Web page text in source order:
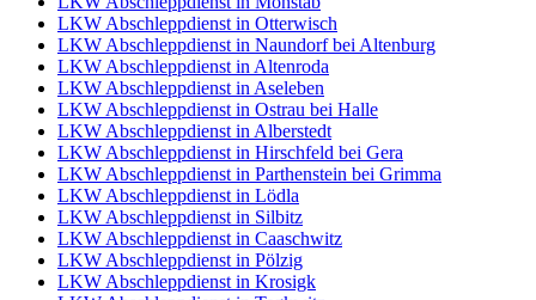
LKW Abschleppdienst in Otterwisch
LKW Abschleppdienst in Naundorf bei Altenburg
LKW Abschleppdienst in Altenroda
LKW Abschleppdienst in Aseleben
LKW Abschleppdienst in Ostrau bei Halle
LKW Abschleppdienst in Alberstedt
LKW Abschleppdienst in Hirschfeld bei Gera
LKW Abschleppdienst in Parthenstein bei Grimma
LKW Abschleppdienst in Lödla
LKW Abschleppdienst in Silbitz
LKW Abschleppdienst in Caaschwitz
LKW Abschleppdienst in Pölzig
LKW Abschleppdienst in Krosigk